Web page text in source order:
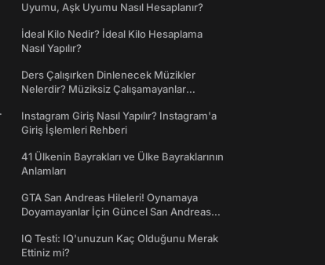
Uyumu, Aşk Uyumu Nasıl Hesaplanır?
İdeal Kilo Nedir? İdeal Kilo Hesaplama
Nasıl Yapılır?
Ders Çalışırken Dinlenecek Müzikler
Nelerdir? Müziksiz Çalışamayanlar
Instagram Giriş Nasıl Yapılır? Instagram'a
Giriş İşlemleri Rehberi
41 Ülkenin Bayrakları ve Ülke Bayraklarının
Anlamları
GTA San Andreas Hileleri! Oynamaya
Doyamayanlar İçin Güncel San Andreas
IQ Testi: IQ'unuzun Kaç Olduğunu Merak
Ettiniz mi?